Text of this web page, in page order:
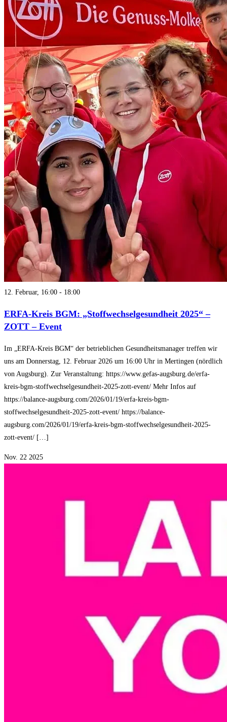
12. Februar, 16:00 - 18:00
ERFA-Kreis BGM: „Stoffwechselgesundheit 2025“ –
ZOTT – Event
Im „ERFA-Kreis BGM“ der betrieblichen Gesundheitsmanager treffen wir
uns am Donnerstag, 12. Februar 2026 um 16:00 Uhr in Mertingen (nördlich
von Augsburg). Zur Veranstaltung: https://www.gefas-augsburg.de/erfa-
kreis-bgm-stoffwechselgesundheit-2025-zott-event/ Mehr Infos auf
https://balance-augsburg.com/2026/01/19/erfa-kreis-bgm-
stoffwechselgesundheit-2025-zott-event/ https://balance-
augsburg.com/2026/01/19/erfa-kreis-bgm-stoffwechselgesundheit-2025-
zott-event/ […]
Nov. 22 2025